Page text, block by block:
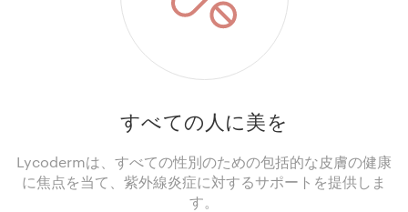
すべての人に美を
Lycodermは、すべての性別のための包括的な皮膚の健康
に焦点を当て、紫外線炎症に対するサポートを提供しま
す。